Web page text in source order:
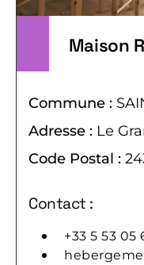
Maison
Commune :
Adresse : Le
Code Postal :
Contact :
+33 5 53 05